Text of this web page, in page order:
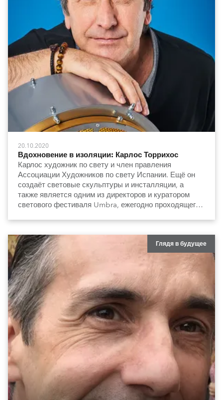
20.10.2020
Вдохновение в изоляции: Карлос Торрихос
Карлос художник по свету и член правления
Ассоциации Художников по свету Испании. Ещё он
создаёт световые скульптуры и инсталляции, а
также является одним из директоров и куратором
светового фестиваля Umbra, ежегодно проходящего
Глядя в будущее